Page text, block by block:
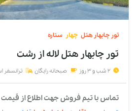
تور چابهار هتل چهار ستاره
تور چابهار هتل لالهاز رشت
2 شب و 3 روز صبحانه رایگان ترانسفر
تماس با تیم فروش جهت اطلاع از قیمت